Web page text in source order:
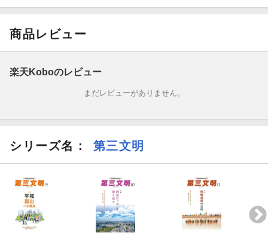
出版50年ーー創価学会の取り組みとその社会的意義／【連載記
事】《希望の源泉・池田思想を読み解く＊佐藤優》(97)一人一人
論》(17)／《シリーズ震災からの歩み》(147)100年先の未来へ地
への道》(5)すべての人がホームレス状態にならないで済む社会を
好＊胡金定》(58)困難を乗り越える象徴との出会い／《RE:THIN
美里》(9)関係を結び直せばいい／《二宮清純presents対論・勝利
学》自信がないからこそ、人一倍練習して強くなった 武尊／
処凛が見る世界》現金派の憂鬱／《笑顔の世界へ＊アグネス・チ
ャン》太平洋の島・キリバスの今／《連載漫画 子連れ宇宙人パ
テラさん》(38)「見守り寄り添うこと」／ほか／＊電子版は、印
刷版とは一部内容が異なります。掲載されないページ、写真があ
商品レビュー
楽天Koboのレビュー
まだレビューがありません。
シリーズ名： 第三文明